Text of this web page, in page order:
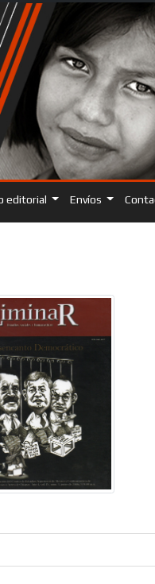
editorial Envíos